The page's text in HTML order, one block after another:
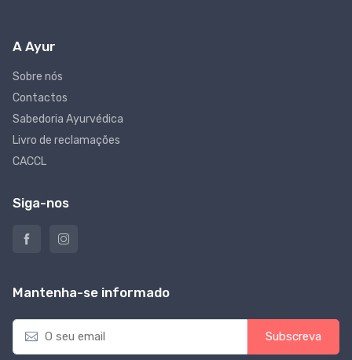
A Ayur
Sobre nós
Contactos
Sabedoria Ayurvédica
Livro de reclamações
CACCL
Siga-nos
Mantenha-se informado
E
a
Subscreva